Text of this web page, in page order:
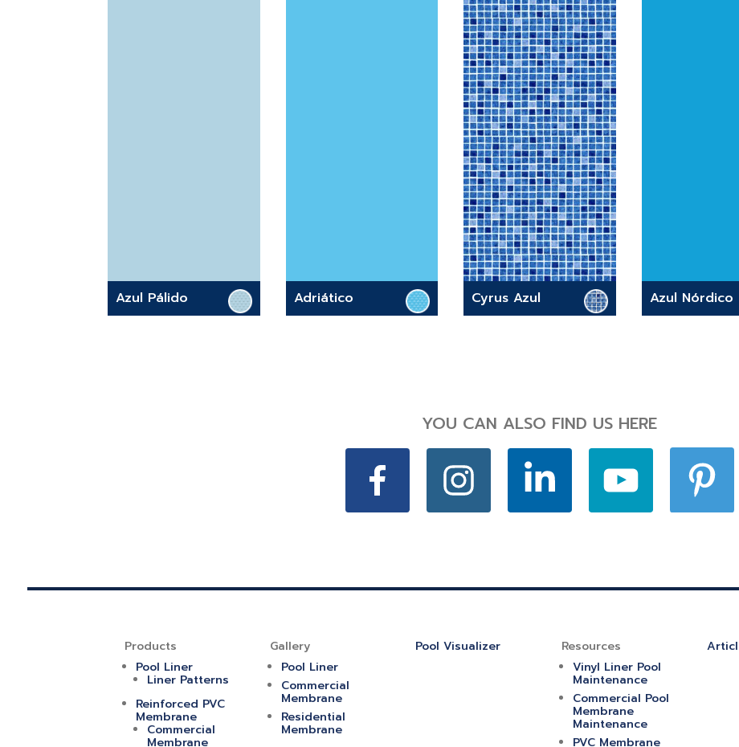
Azul Pálido Adriático Cyrus Azul Azul Nórdico
YOU CAN ALSO FIND US HERE
Products
Pool Liner
Liner Patterns
Reinforced PVC
Membrane
Commercial
Membrane
Gallery
Pool Liner
Commercial
Membrane
Residential
Membrane
Pool Visualizer
Resources
Vinyl Liner Pool
Maintenance
Commercial Pool
Membrane
Maintenance
PVC Membrane